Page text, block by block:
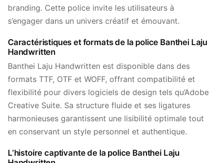
branding. Cette police invite les utilisateurs à
s’engager dans un univers créatif et émouvant.
Caractéristiques et formats de la police Banthei Laju
Handwritten
Banthei Laju Handwritten est disponible dans des
formats TTF, OTF et WOFF, offrant compatibilité et
flexibilité pour divers logiciels de design tels qu’Adobe
Creative Suite. Sa structure fluide et ses ligatures
harmonieuses garantissent une lisibilité optimale tout
en conservant un style personnel et authentique.
L’histoire captivante de la police Banthei Laju